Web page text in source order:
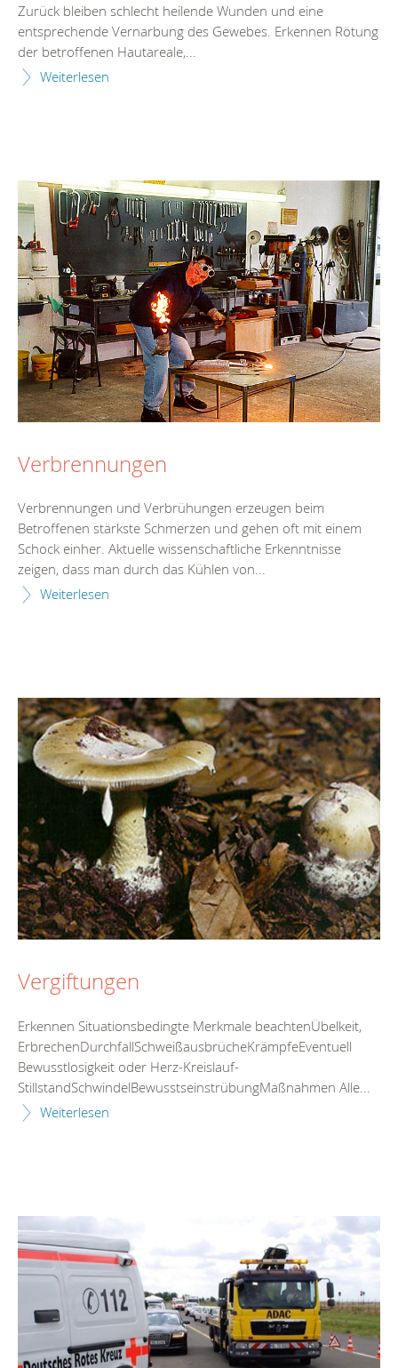
Zurück bleiben schlecht heilende Wunden und eine
entsprechende Vernarbung des Gewebes. Erkennen Rötung
der betroffenen Hautareale,...
Weiterlesen
Verbrennungen
Verbrennungen und Verbrühungen erzeugen beim
Betroffenen stärkste Schmerzen und gehen oft mit einem
Schock einher. Aktuelle wissenschaftliche Erkenntnisse
zeigen, dass man durch das Kühlen von...
Weiterlesen
Vergiftungen
Erkennen Situationsbedingte Merkmale beachtenÜbelkeit,
ErbrechenDurchfallSchweißausbrücheKrämpfeEventuell
Bewusstlosigkeit oder Herz-Kreislauf-
StillstandSchwindelBewusstseinstrübungMaßnahmen Alle...
Weiterlesen